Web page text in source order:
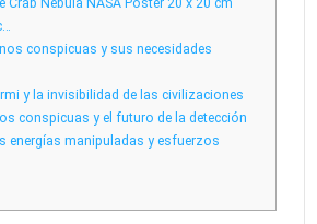
Crab Nebula NASA Poster 20 x 20 cm
conspicuas y sus necesidades
y la invisibilidad de las civilizaciones
conspicuas y el futuro de la detección
energías manipuladas y esfuerzos